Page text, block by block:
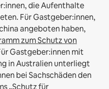
die Aufenthalte
Für Gastgeber:innen,
angeboten haben,
zum Schutz von
Gastgeber:innen mit
in Australien unterliegt
bei Sachschäden den
„Schutz für